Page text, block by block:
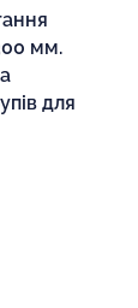
мм.
для